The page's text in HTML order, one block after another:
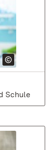
Schule